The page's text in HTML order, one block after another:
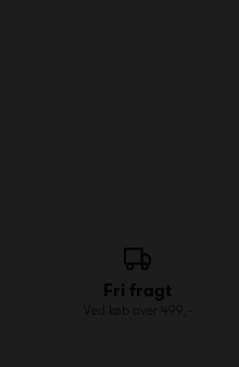
Fri fragt
Ved køb over 499,-